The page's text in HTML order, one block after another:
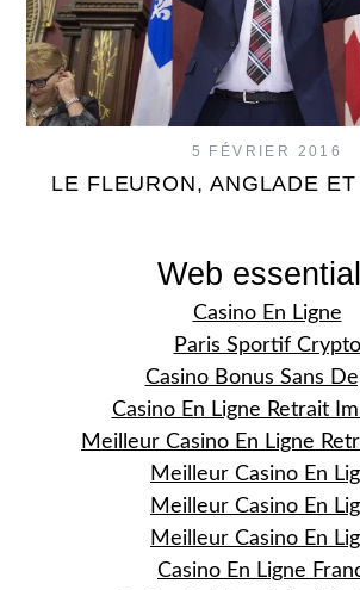
5 FÉVRIER 2016
LE FLEURON, ANGLADE
Web
Casino En Ligne
Paris Sportif Crypto
Casino Bonus Sans
Casino En Ligne Retrait
Meilleur Casino En Ligne
Meilleur Casino En
Meilleur Casino En
Meilleur Casino En
Casino En Ligne